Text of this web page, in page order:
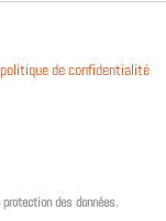
politique de confidentialité
des données.